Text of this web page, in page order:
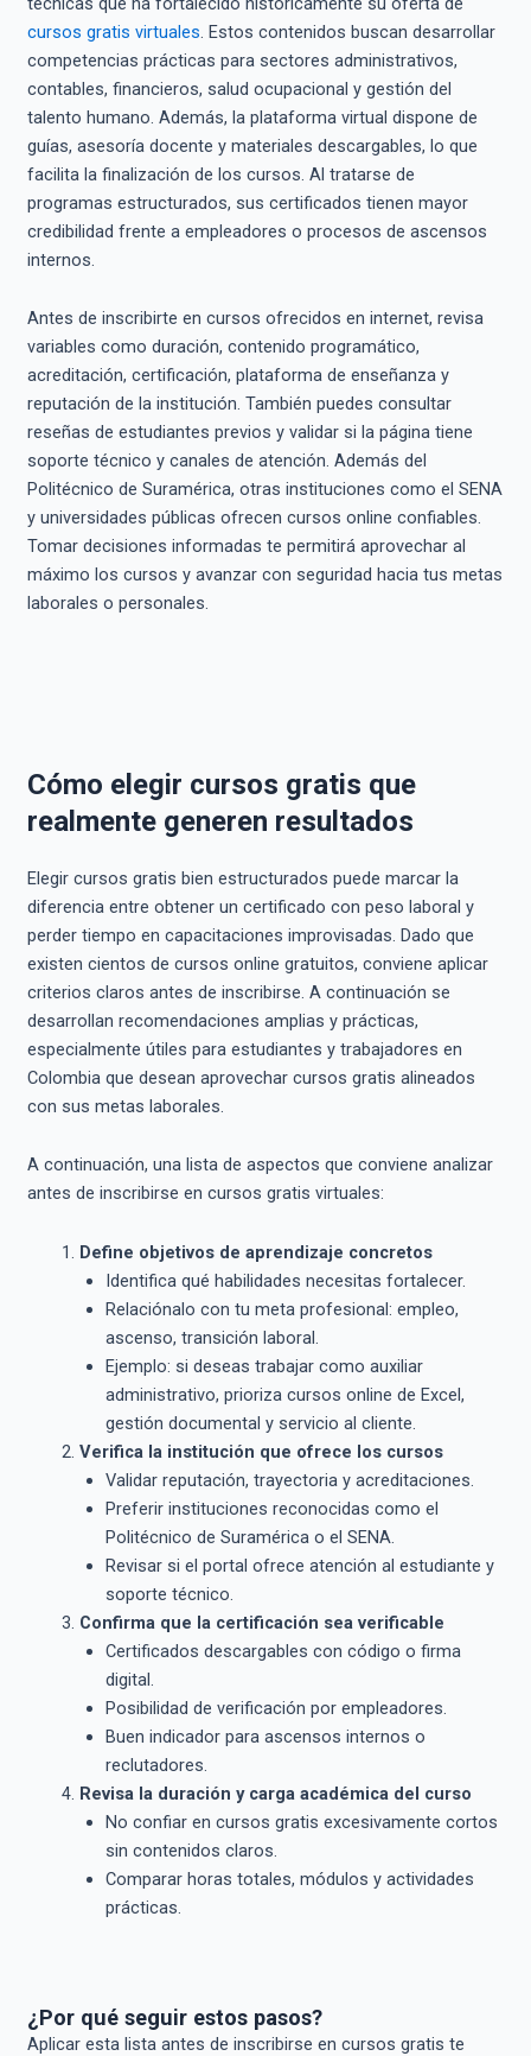
cursos gratis virtuales . Estos contenidos buscan desarrollar
competencias prácticas para sectores administrativos,
contables, financieros, salud ocupacional y gestión del
talento humano. Además, la plataforma virtual dispone de
guías, asesoría docente y materiales descargables, lo que
facilita la finalización de los cursos. Al tratarse de
programas estructurados, sus certificados tienen mayor
credibilidad frente a empleadores o procesos de ascensos
internos.
Antes de inscribirte en cursos ofrecidos en internet, revisa
variables como duración, contenido programático,
acreditación, certificación, plataforma de enseñanza y
reputación de la institución. También puedes consultar
reseñas de estudiantes previos y validar si la página tiene
soporte técnico y canales de atención. Además del
Politécnico de Suramérica, otras instituciones como el SENA
y universidades públicas ofrecen cursos online confiables.
Tomar decisiones informadas te permitirá aprovechar al
máximo los cursos y avanzar con seguridad hacia tus metas
laborales o personales.
Cómo elegir cursos gratis que
realmente generen resultados
Elegir cursos gratis bien estructurados puede marcar la
diferencia entre obtener un certificado con peso laboral y
perder tiempo en capacitaciones improvisadas. Dado que
existen cientos de cursos online gratuitos, conviene aplicar
criterios claros antes de inscribirse. A continuación se
desarrollan recomendaciones amplias y prácticas,
especialmente útiles para estudiantes y trabajadores en
Colombia que desean aprovechar cursos gratis alineados
con sus metas laborales.
A continuación, una lista de aspectos que conviene analizar
antes de inscribirse en cursos gratis virtuales:
Define objetivos de aprendizaje concretos
Identifica qué habilidades necesitas fortalecer.
Relaciónalo con tu meta profesional: empleo,
ascenso, transición laboral.
Ejemplo: si deseas trabajar como auxiliar
administrativo, prioriza cursos online de Excel,
gestión documental y servicio al cliente.
Verifica la institución que ofrece los cursos
Validar reputación, trayectoria y acreditaciones.
Preferir instituciones reconocidas como el
Politécnico de Suramérica o el SENA.
Revisar si el portal ofrece atención al estudiante y
soporte técnico.
Confirma que la certificación sea verificable
Certificados descargables con código o firma
digital.
Posibilidad de verificación por empleadores.
Buen indicador para ascensos internos o
reclutadores.
Revisa la duración y carga académica del curso
No confiar en cursos gratis excesivamente cortos
sin contenidos claros.
Comparar horas totales, módulos y actividades
prácticas.
¿Por qué seguir estos pasos?
Aplicar esta lista antes de inscribirse en cursos gratis te